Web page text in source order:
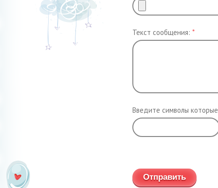
Текст сообщения: *
Введите символы